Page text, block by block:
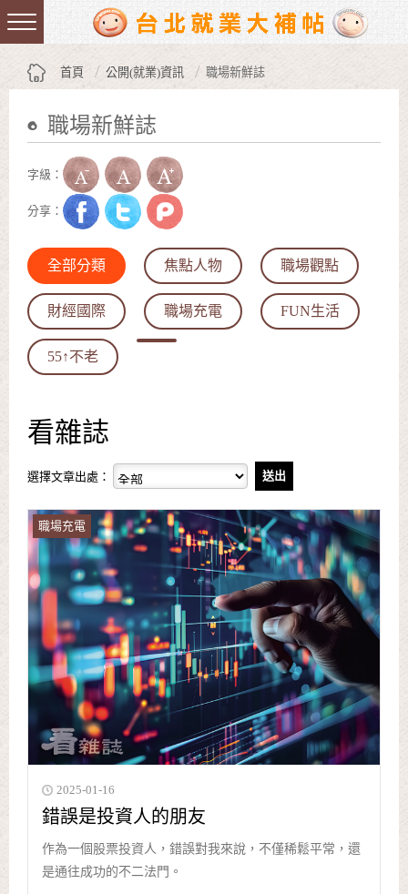
跳到主要內容區塊
:::
首頁 公開(就業)資訊 職場新鮮誌
職場新鮮誌
字級：
分享：
全部分類 焦點人物 職場觀點
財經國際 職場充電 FUN生活
55↑不老
看雜誌
選擇文章出處：
職場充電
2025-01-16
錯誤是投資人的朋友
作為一個股票投資人，錯誤對我來說，不僅稀鬆平常，還
是通往成功的不二法門。